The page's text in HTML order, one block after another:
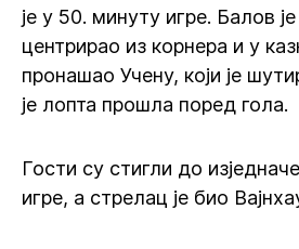
је у 50. минуту игре. Балов
центрирао из корнера и у
пронашао Учену, који је
је лопта прошла поред гола.
Гости су стигли до
игре, а стрелац је био